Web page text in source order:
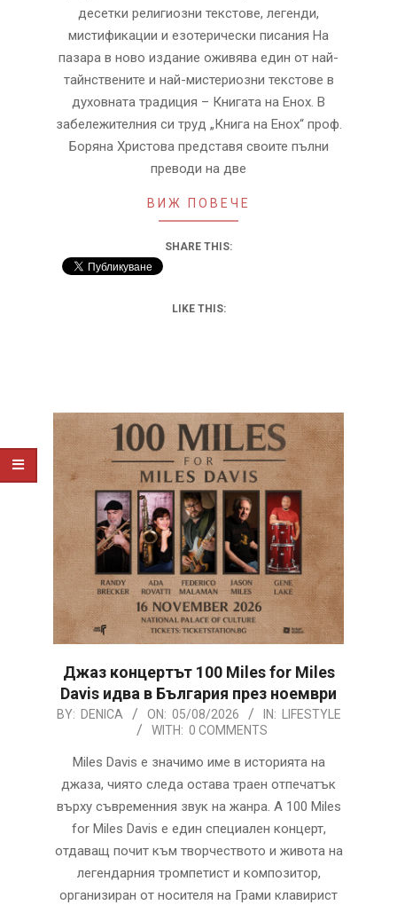
десетки религиозни текстове, легенди,
мистификации и езотерически писания На
пазара в ново издание оживява един от най-
тайнствените и най-мистериозни текстове в
духовната традиция – Книгата на Енох. В
забележителния си труд „Книга на Енох“ проф.
Боряна Христова представя своите пълни
преводи на две
ВИЖ ПОВЕЧЕ
SHARE THIS:
LIKE THIS:
Джаз концертът 100 Miles for Miles
Davis идва в България през ноември
2026-
BY: DENICA ON: 05/08/2026 IN: LIFESTYLE
WITH: 0 COMMENTS
Miles Davis е значимо име в историята на
джаза, чиято следа остава траен отпечатък
върху съвременния звук на жанра. A 100 Miles
for Miles Davis е един специален концерт,
отдаващ почит към творчеството и живота на
легендарния тромпетист и композитор,
организиран от носителя на Грами клавирист